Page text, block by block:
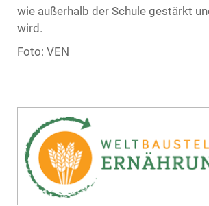
wie außerhalb der Schule gestärkt
wird.
Foto: VEN